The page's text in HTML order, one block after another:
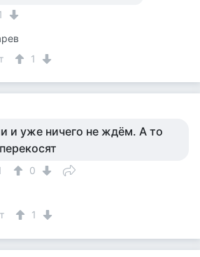
1
и уже ничего не ждём. А то
0
1